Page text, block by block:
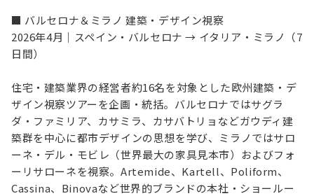
■ バルセロナ＆ミラノ 建築・デザイン視察
2026年4月｜スペイン・バルセロナ → イタリア・ミラノ（7
日間）
住宅・建築業界の経営者約16名を対象とした欧州建築・デ
ザイン視察ツアーを企画・統括。バルセロナではサグラ
ダ・ファミリア、カサミラ、カサバトリョなどガウディ建
築群を中心に都市デザインの思想を学び、ミラノではサロ
ーネ・デル・モビレ（世界最大の家具見本市）およびフォ
ーリサローネを視察。Artemide、Kartell、Poliform、
Cassina、Binovaなど世界的ブランドの本社・ショールー